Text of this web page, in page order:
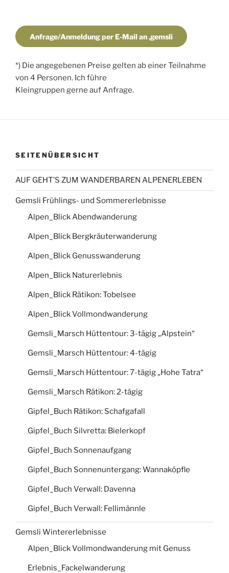
Anfrage/Anmeldung per E-Mail an ‚gemsli
*) Die angegebenen Preise gelten ab einer Teilnahme
von 4 Personen. Ich führe
Kleingruppen gerne auf Anfrage.
SEITENÜBERSICHT
AUF GEHT’S ZUM WANDERBAREN ALPENERLEBEN
Gemsli Frühlings- und Sommererlebnisse
Alpen_Blick Abendwanderung
Alpen_Blick Bergkräuterwanderung
Alpen_Blick Genusswanderung
Alpen_Blick Naturerlebnis
Alpen_Blick Rätikon: Tobelsee
Alpen_Blick Vollmondwanderung
Gemsli_Marsch Hüttentour: 3-tägig „Alpstein“
Gemsli_Marsch Hüttentour: 4-tägig
Gemsli_Marsch Hüttentour: 7-tägig „Hohe Tatra“
Gemsli_Marsch Rätikon: 2-tägig
Gipfel_Buch Rätikon: Schafgafall
Gipfel_Buch Silvretta: Bielerkopf
Gipfel_Buch Sonnenaufgang
Gipfel_Buch Sonnenuntergang: Wannaköpfle
Gipfel_Buch Verwall: Davenna
Gipfel_Buch Verwall: Fellimännle
Gemsli Wintererlebnisse
Alpen_Blick Vollmondwanderung mit Genuss
Erlebnis_Fackelwanderung